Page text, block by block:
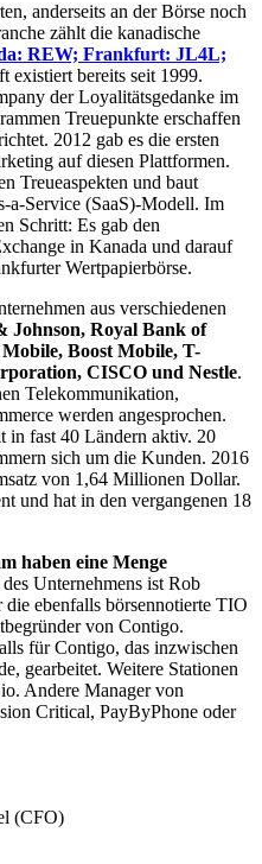
anderseits an der Börse noch
zählt die kanadische
REW; Frankfurt: JL4L;
existiert bereits seit 1999.
der Loyalitätsgedanke im
Treuepunkte erschaffen
2012 gab es die ersten
auf diesen Plattformen.
Treueaspekten und baut
a-Service (SaaS)-Modell. Im
Schritt: Es gab den
in Kanada und darauf
Wertpapierbörse.
aus verschiedenen
Johnson, Royal Bank of
Boost Mobile, T-
CISCO und Nestle.
Telekommunikation,
werden angesprochen.
in fast 40 Ländern aktiv. 20
sich um die Kunden. 2016
von 1,64 Millionen Dollar.
und hat in den vergangenen 18
haben eine Menge
Unternehmens ist Rob
ebenfalls börsennotierte TIO
von Contigo.
für Contigo, das inzwischen
gearbeitet. Weitere Stationen
Andere Manager von
Critical, PayByPhone oder
(CFO)